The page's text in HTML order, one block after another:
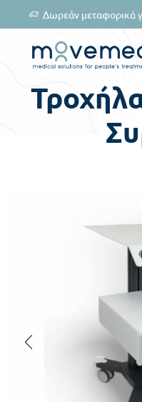
Δωρεάν μεταφορικά